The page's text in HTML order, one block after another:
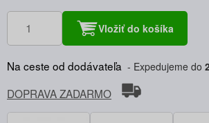
Vložiť do košíka
Na ceste od dodávateľa Expedujeme do
DOPRAVA ZADARMO